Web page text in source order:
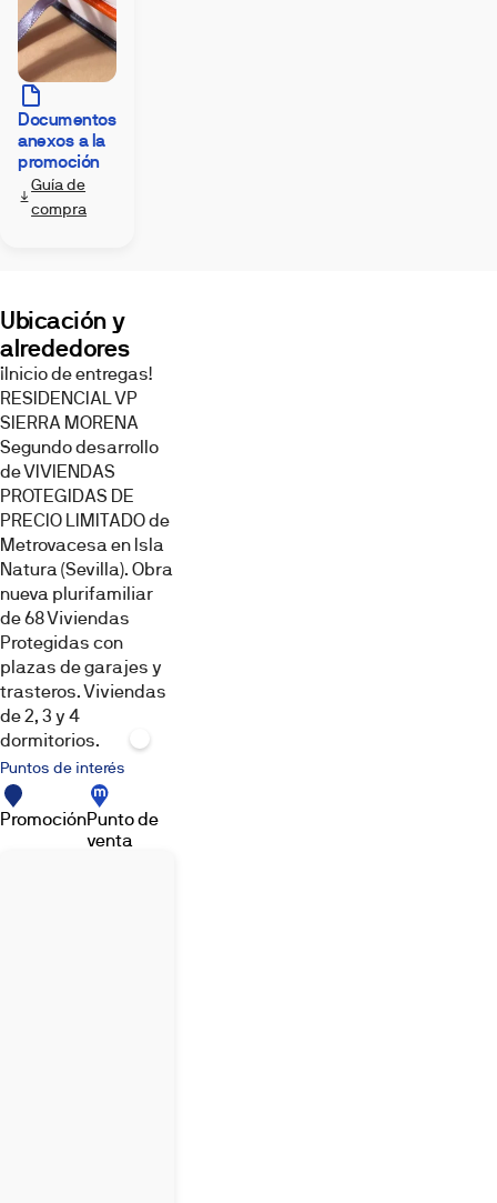
plaza
de
garaje
trastero
(incluidos
en
precio).
Documentos
anexos a la
promoción
Guía de
compra
Ubicación y
alrededores
¡Inicio de entregas!
RESIDENCIAL VP
SIERRA MORENA
Segundo desarrollo
de VIVIENDAS
PROTEGIDAS DE
PRECIO LIMITADO de
Metrovacesa en Isla
Natura (Sevilla). Obra
nueva plurifamiliar
de 68 Viviendas
Protegidas con
plazas de garajes y
trasteros. Viviendas
de 2, 3 y 4
dormitorios.
Puntos de interés
PromociónPunto de
venta
vivienda
concretarán
documentación
contractual
y/o
memoria
calidades;
cualquier
variación,
técnicas,
jurídicas
o
urbanísticas.
Exterior
Descubre
los
espacios
de esta
promoción
a través
de
nuestra
galería de
imágenes.